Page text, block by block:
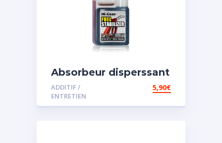
Absorbeur disperssant
d’eau pour carburant
ADDITIF /
ENTRETIEN
5,90€